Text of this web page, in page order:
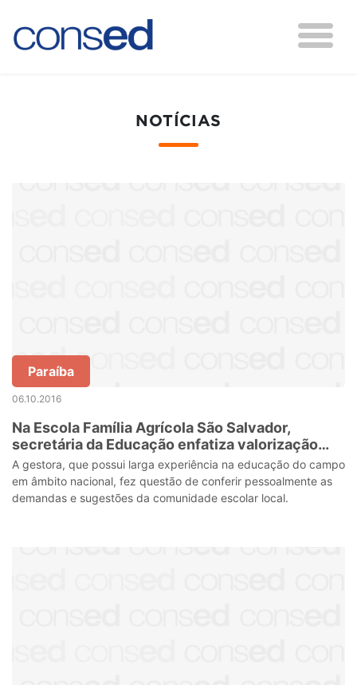
NOTÍCIAS
Paraíba
06.10.2016
Na Escola Família Agrícola São Salvador,
secretária da Educação enfatiza valorização
para a educação do campo
A gestora, que possui larga experiência na educação do campo
em âmbito nacional, fez questão de conferir pessoalmente as
demandas e sugestões da comunidade escolar local.